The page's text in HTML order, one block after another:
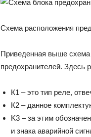
Схема расположения
Приведенная выше схема
предохранителей.
К1 – это тип реле,
К2 – данное
K3 – за этим
и знака аварийной